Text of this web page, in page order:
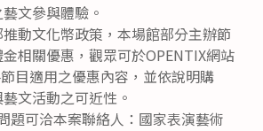
文參與體驗。
動文化幣政策，本場館部分主辦節
相關優惠，觀眾可於OPENTIX網站
目適用之優惠內容，並依說明購
文活動之可近性。
題可洽本案聯絡人：國家表演藝術